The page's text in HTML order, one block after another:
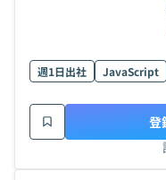
週1日出社 JavaScript
登